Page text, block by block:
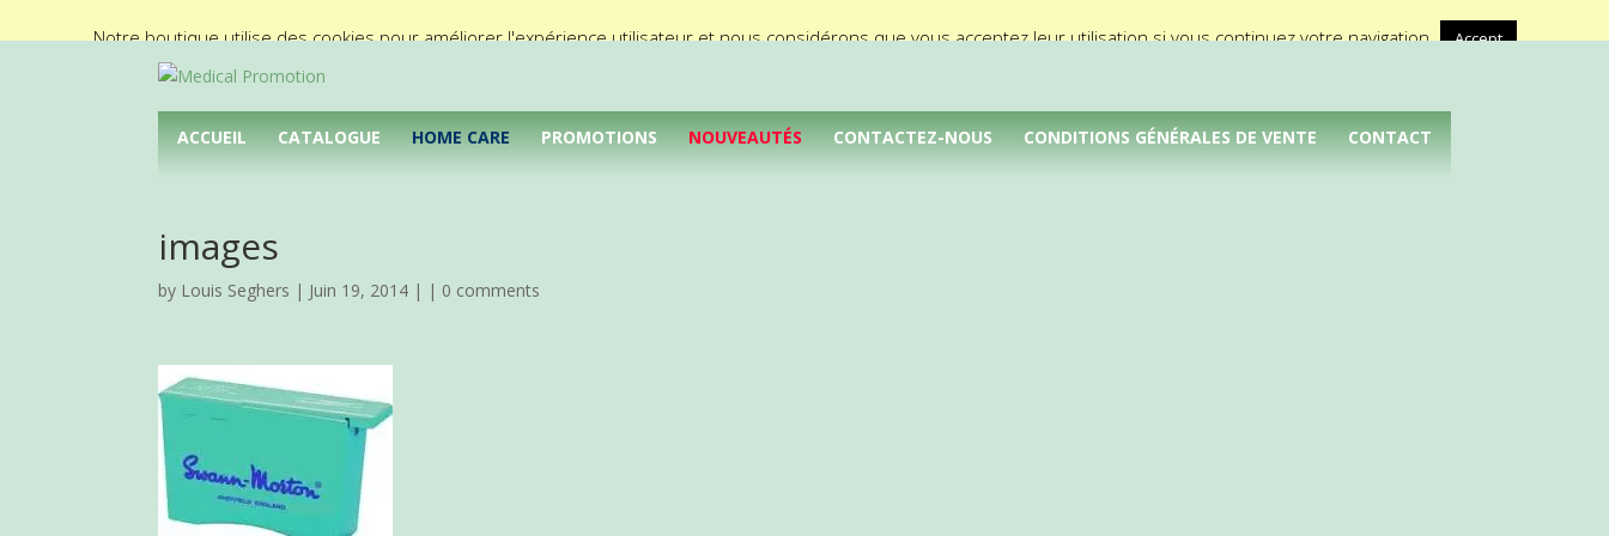
A propos de Médical Promotion
ACCUEIL CATALOGUE HOME CARE PROMOTIONS NOUVEAUTÉS CONTACTEZ-NOUS CONDITIONS GÉNÉRALES DE VENTE CONTACT
images
by Louis Seghers | Juin 19, 2014 | | 0 comments
Notre boutique utilise des cookies pour améliorer l'expérience utilisateur et nous considérons que vous acceptez leur utilisation si vous continuez votre navigation. Accept